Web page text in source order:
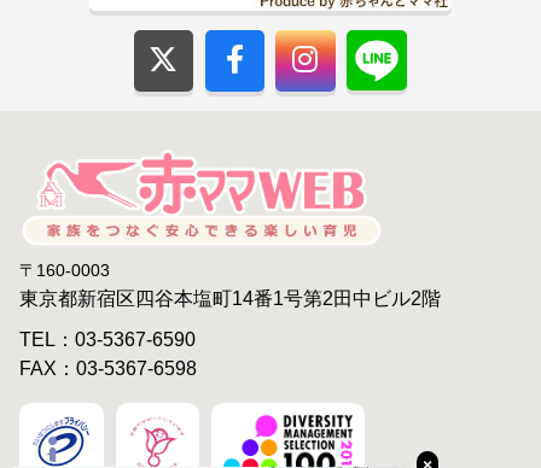
〒160-0003
東京都新宿区四谷本塩町14番1号第2田中ビル2階
TEL：03-5367-6590
FAX：03-5367-6598